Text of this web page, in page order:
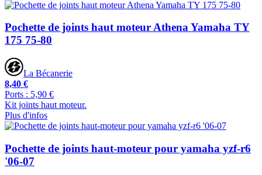
Pochette de joints haut moteur Athena Yamaha TY
175 75-80
La Bécanerie
8,40 €
Ports : 5,90 €
Kit joints haut moteur.
Plus d'infos
Pochette de joints haut-moteur pour yamaha yzf-r6
'06-07